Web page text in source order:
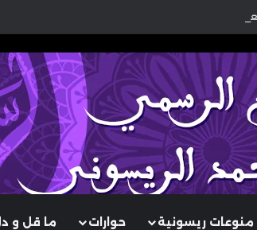
منوعات ريسونية حوارات ما قل و